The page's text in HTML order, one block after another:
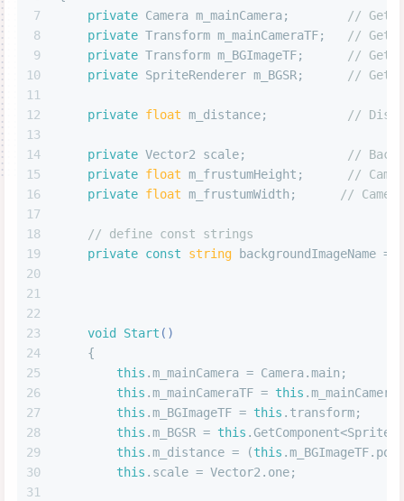
7
8
9
10
11
12
13
14
15
16
17
18
19
20
21
22
23
24
25
26
27
28
29
30
31
private Camera m_mainCamera;
// Get
private Transform m_mainCameraTF;
// Get
private Transform m_BGImageTF;
// Get
private SpriteRenderer m_BGSR; // Get
private float m_distance; //
private Vector2 scale;
//
private float m_frustumHeight;
//
private float m_frustumWidth; //
// define const strings
private const string backgroundImageName =
void Start ( )
    {
this .m_mainCamera = Camera.main;
this .m_mainCameraTF = this
this .m_BGImageTF = this .transform;
this .m_BGSR = this
this .m_distance = (this
this .scale = Vector2.one;